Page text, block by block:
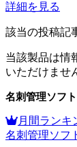
詳細を見る
該当の投稿記
当該製品は情
いただけませ
名刺管理ソフト
月間ランキ
名刺管理ソフ